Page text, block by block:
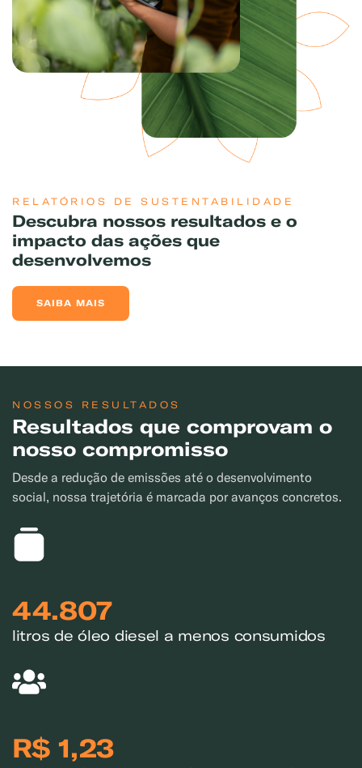
Exemplo: GLP, Liquigás, Copagaz, Gás para Comércio
RELATÓRIOS DE SUSTENTABILIDADE
Descubra nossos resultados e o
impacto das ações que
desenvolvemos
SAIBA MAIS
NOSSOS RESULTADOS
Resultados que comprovam o
nosso compromisso
Desde a redução de emissões até o desenvolvimento
social, nossa trajetória é marcada por avanços concretos.
44.807
litros de óleo diesel a menos consumidos
R$ 1,23